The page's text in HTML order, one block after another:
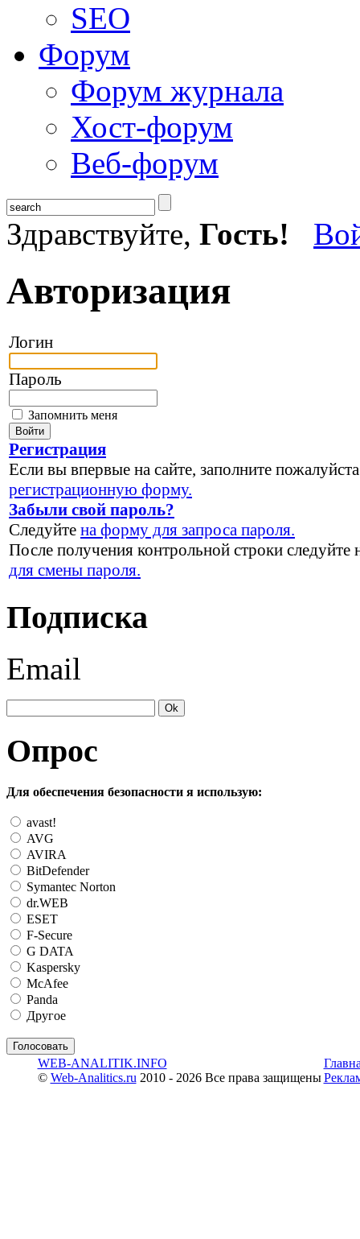
SEO
Форум
Форум журнала
Хост-форум
Веб-форум
Здравствуйте, Гость!
Авторизация
Логин
Пароль
Запомнить меня
Регистрация
Если вы впервые на сайте, заполните пожалуйста
регистрационную форму.
Забыли свой пароль?
Следуйте на форму для запроса пароля.
После получения контрольной строки следуйте
для смены пароля.
Подписка
Email
Опрос
Для обеспечения безопасности я использую:
avast!
AVG
AVIRA
BitDefender
Symantec Norton
dr.WEB
ESET
F-Secure
G DATA
Kaspersky
McAfee
Panda
Другое
WEB-ANALITIK.INFO
© Web-Analitics.ru 2010 - 2026 Все права защищены